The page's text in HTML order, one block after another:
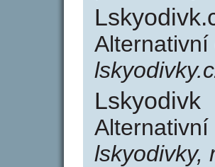
Lskyodivk
Alternativní
lskyodivky,